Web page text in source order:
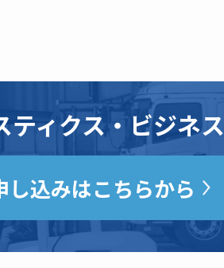
ティクス・ビジネス
し込みはこちらから